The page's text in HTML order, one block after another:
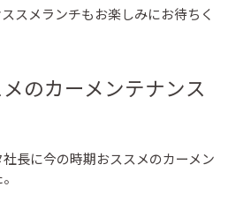
スメランチもお楽しみにお待ちく
のカーメンテナンス
長に今の時期おススメのカーメン